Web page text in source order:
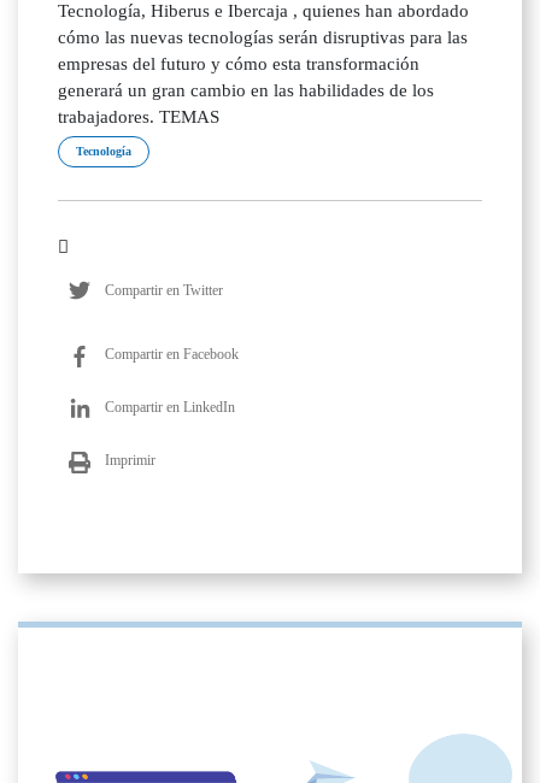
Tecnología, Hiberus e Ibercaja , quienes han abordado
cómo las nuevas tecnologías serán disruptivas para las
empresas del futuro y cómo esta transformación
generará un gran cambio en las habilidades de los
trabajadores. TEMAS
Tecnología
Compartir en Twitter
Compartir en Facebook
Compartir en LinkedIn
Imprimir